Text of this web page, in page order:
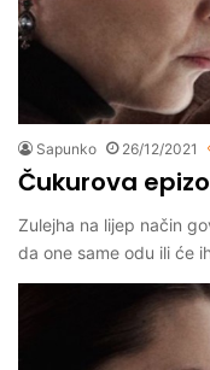
Sapunko 26/12/2021
Čukurova
Zulejha na lijep način
da one same odu ili će